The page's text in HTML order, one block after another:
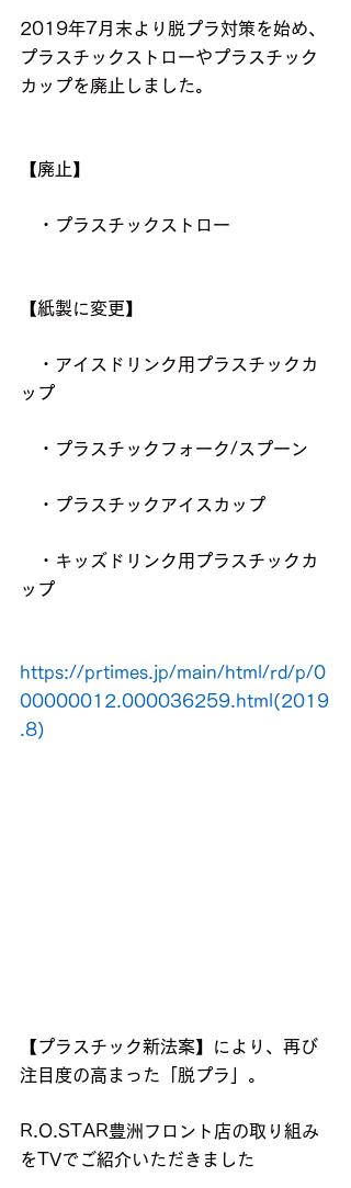
2019年7月末より脱プラ対策を始め、
プラスチックストローやプラスチック
カップを廃止しました。
【廃止】
・プラスチックストロー
【紙製に変更】
・アイスドリンク用プラスチックカ
ップ
・プラスチックフォーク/スプーン
・プラスチックアイスカップ
・キッズドリンク用プラスチックカ
ップ
https://prtimes.jp/main/html/rd/p/0
00000012.000036259.html(2019
.8)
【プラスチック新法案】により、再び
注目度の高まった「脱プラ」。
R.O.STAR豊洲フロント店の取り組み
をTVでご紹介いただきました